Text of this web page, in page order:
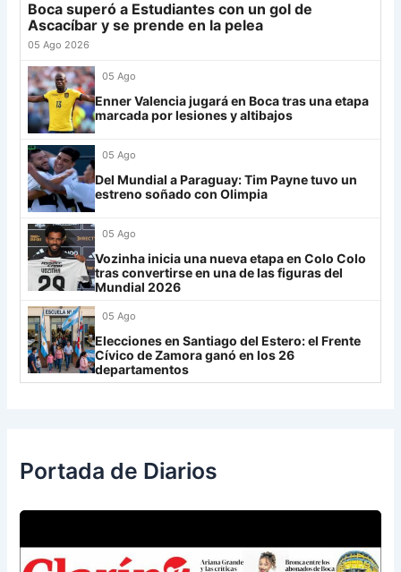
Grupo G
Mirassol
Lanús 9
Always Ready
Grupo H
IDV
Rosario Central
UCV FC
26 Platense 18 -6
27 Central Córdoba
28 Riestra
29 Aldosivi
30 Estudiantes RC 18 -21
Boca superó a Estudiantes con un gol de
Ascacíbar y se prende en la pelea
05 Ago 2026
05 Ago
Enner Valencia jugará en Boca tras una etapa
marcada por lesiones y altibajos
05 Ago
Del Mundial a Paraguay: Tim Payne tuvo un
estreno soñado con Olimpia
05 Ago
Vozinha inicia una nueva etapa en Colo Colo
tras convertirse en una de las figuras del
Mundial 2026
05 Ago
Elecciones en Santiago del Estero: el Frente
Cívico de Zamora ganó en los 26
departamentos
Portada de Diarios